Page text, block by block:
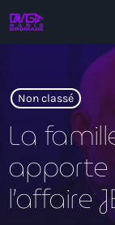
play_arrow RADIO
Non classé
La
apporte
l’affaire